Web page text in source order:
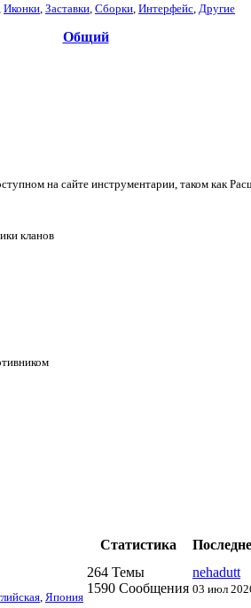
Иконки Заставки Сборки Интерфейс Другие
Общий
на сайте инструментарии, таком как
кланов
Статистика
Япония
264 Темы
1590 Сообщения
nehadutt
03 июл